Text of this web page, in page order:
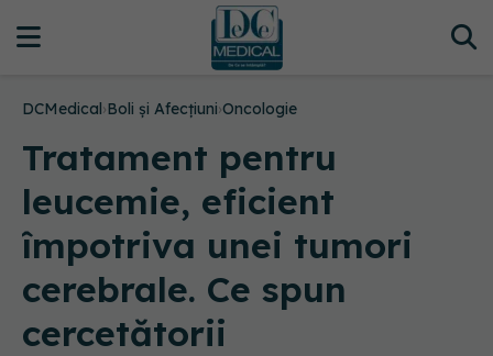
DCMedical›Boli și Afecțiuni›Oncologie
Tratament pentru
leucemie, eficient
împotriva unei tumori
cerebrale. Ce spun
cercetătorii